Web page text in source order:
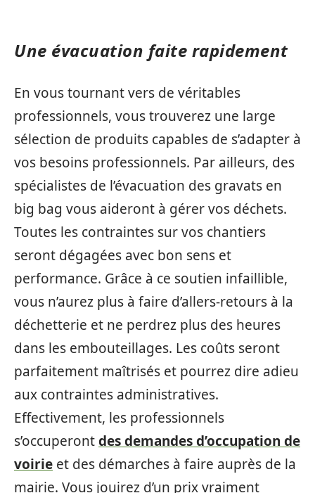
Une évacuation faite rapidement
En vous tournant vers de véritables
professionnels, vous trouverez une large
sélection de produits capables de s’adapter à
vos besoins professionnels. Par ailleurs, des
spécialistes de l’évacuation des gravats en
big bag vous aideront à gérer vos déchets.
Toutes les contraintes sur vos chantiers
seront dégagées avec bon sens et
performance. Grâce à ce soutien infaillible,
vous n’aurez plus à faire d’allers-retours à la
déchetterie et ne perdrez plus des heures
dans les embouteillages. Les coûts seront
parfaitement maîtrisés et pourrez dire adieu
aux contraintes administratives.
Effectivement, les professionnels
s’occuperontdes demandes d’occupation de
voirie et des démarches à faire auprès de la
mairie. Vous jouirez d’un prix vraiment